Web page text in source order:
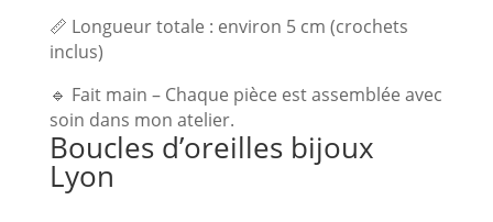
📏 Longueur totale : environ 5 cm (crochets
inclus)
🔹 Fait main – Chaque pièce est assemblée avec
soin dans mon atelier.
Boucles d’oreilles bijoux
Lyon